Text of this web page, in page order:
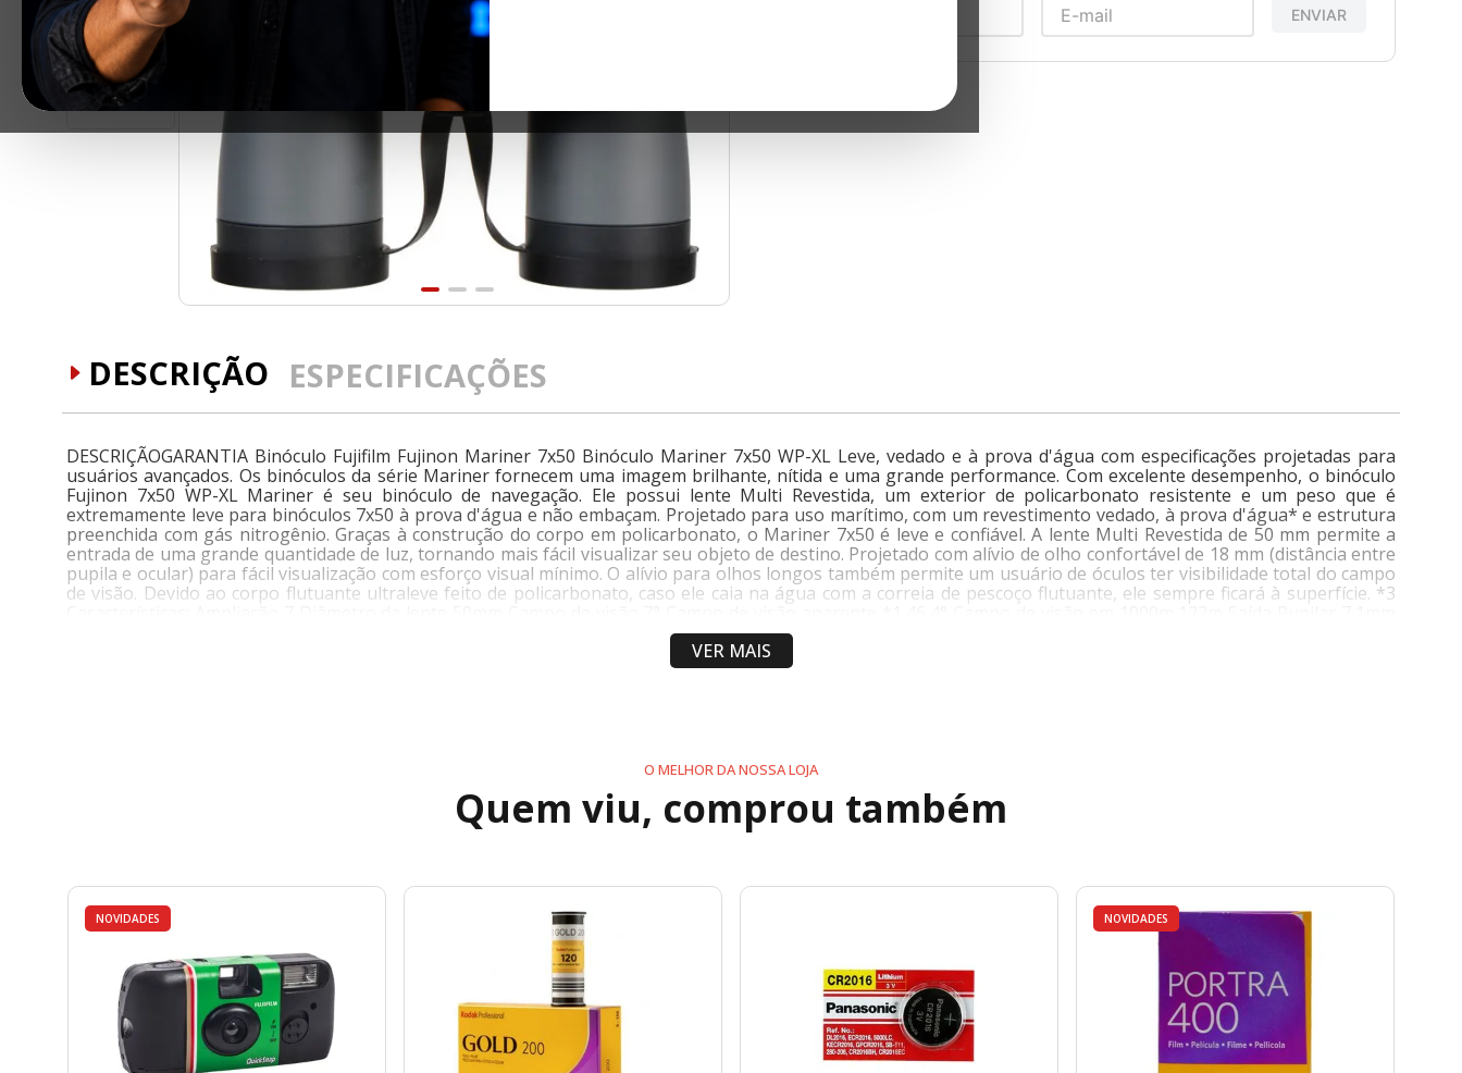
ENVIAR
DESCRIÇÃO ESPECIFICAÇÕES
DESCRIÇÃOGARANTIA Binóculo Fujifilm Fujinon Mariner 7x50 Binóculo Mariner 7x50 WP-XL Leve, vedado e à prova d'água com especificações projetadas para
usuários avançados. Os binóculos da série Mariner fornecem uma imagem brilhante, nítida e uma grande performance. Com excelente desempenho, o binóculo
Fujinon 7x50 WP-XL Mariner é seu binóculo de navegação. Ele possui lente Multi Revestida, um exterior de policarbonato resistente e um peso que é
extremamente leve para binóculos 7x50 à prova d'água e não embaçam. Projetado para uso marítimo, com um revestimento vedado, à prova d'água* e estrutura
preenchida com gás nitrogênio. Graças à construção do corpo em policarbonato, o Mariner 7x50 é leve e confiável. A lente Multi Revestida de 50 mm permite a
entrada de uma grande quantidade de luz, tornando mais fácil visualizar seu objeto de destino. Projetado com alívio de olho confortável de 18 mm (distância entre
pupila e ocular) para fácil visualização com esforço visual mínimo. O alívio para olhos longos também permite um usuário de óculos ter visibilidade total do campo
de visão. Devido ao corpo flutuante ultraleve feito de policarbonato, caso ele caia na água com a correia de pescoço flutuante, ele sempre ficará à superfície. *3
Distância entre pupila e ocular 18 mm Faixa de ajuste inter pupilar 56-72 mm Brilho relativo 51 Faixa de ajuste dióptrico +/- 4 Distância mínima de foco *2 9,8 m
Ótica Multi Revestida (Full Multi Coated) Temperatura de operação -20 °c +50°c Garantia 1 ano * 1 Campo de visão aparente baseado em ISO14132-1: 2002 * 2
Pode ser diferente dependendo da visão do visualizador no caso de foco individual * 3 Resistente à água, porém, não submergir. Dimensões (mm) A 180 x L 201 x P
VER MAIS
O MELHOR DA NOSSA LOJA
Quem viu, comprou também
NOVIDADES NOVIDADES